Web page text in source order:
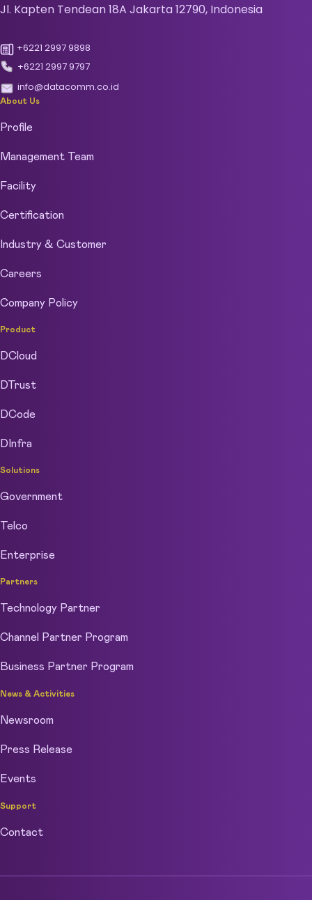
Jl. Kapten Tendean 18A Jakarta 12790, Indonesia
+6221 2997 9898
+6221 2997 9797
info@datacomm.co.id
About Us
Profile
Management Team
Facility
Certification
Industry & Customer
Careers
Company Policy
Product
DCloud
DTrust
DCode
DInfra
Solutions
Government
Telco
Enterprise
Partners
Technology Partner
Channel Partner Program
Business Partner Program
News & Activities
Newsroom
Press Release
Events
Support
Contact